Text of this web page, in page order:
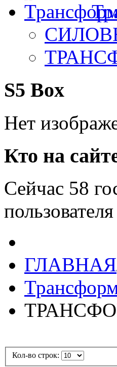
S5 Box
Нет
Кто на
Сейчас 58
ГЛАВНАЯ
Кол-во строк: